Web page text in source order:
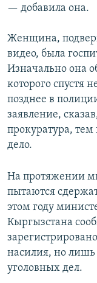
— добавила она.
Женщина,
видео, была
Изначально она
которого спустя
позднее в
заявление,
прокуратура, тем
дело.
На протяжении
пытаются
этом году
Кыргызстана
насилия, но лишь
уголовных дел.